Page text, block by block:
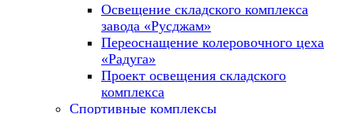
Освещение складского комплекса
завода «Русджам»
Переоснащение колеровочного цеха
«Радуга»
Проект освещения складского
комплекса
Спортивные комплексы